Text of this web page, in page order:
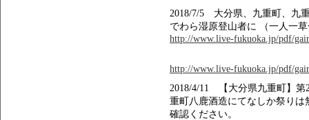
2018/7/5 大分県、九重町、九
でわら湿原登山者に （一人一
http://www.live-fukuoka.jp/pdf/
http://www.live-fukuoka.jp/pdf/
2018/4/11 【大分県九重町】第
重町八鹿酒造にてなしか祭り
確認ください。